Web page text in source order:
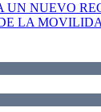
UN NUEVO
LA